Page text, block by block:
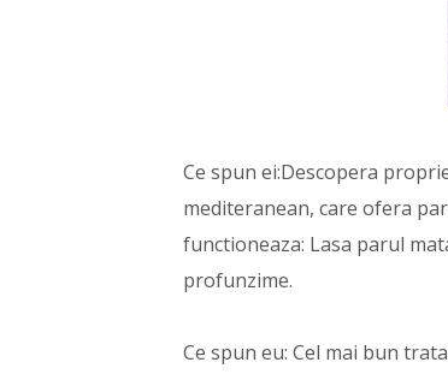
Ce spun ei:Descopera
mediteranean, care ofera
functioneaza: Lasa parul
profunzime.
Ce spun eu: Cel mai bun